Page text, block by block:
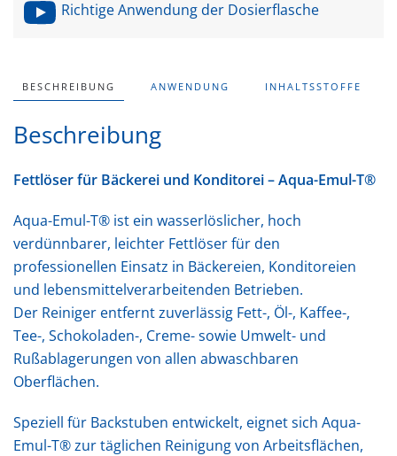
Richtige Anwendung der Dosierflasche
BESCHREIBUNG ANWENDUNG INHALTSSTOFFE
Beschreibung
Fettlöser für Bäckerei und Konditorei – Aqua-Emul-T®
Aqua-Emul-T® ist ein wasserlöslicher, hoch
verdünnbarer, leichter Fettlöser für den
professionellen Einsatz in Bäckereien, Konditoreien
und lebensmittelverarbeitenden Betrieben.
Der Reiniger entfernt zuverlässig Fett-, Öl-, Kaffee-,
Tee-, Schokoladen-, Creme- sowie Umwelt- und
Rußablagerungen von allen abwaschbaren
Oberflächen.
Speziell für Backstuben entwickelt, eignet sich Aqua-
Emul-T® zur täglichen Reinigung von Arbeitsflächen,